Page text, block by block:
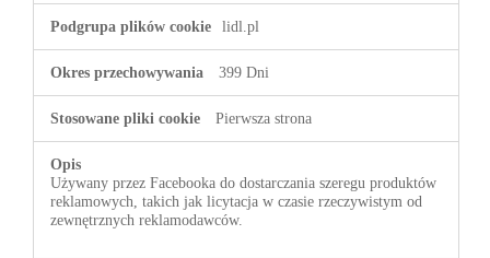
lidl.pl
399 Dni
Pierwsza strona
Używany przez Facebooka do dostarczania szeregu produktów
reklamowych, takich jak licytacja w czasie rzeczywistym od
zewnętrznych reklamodawców.